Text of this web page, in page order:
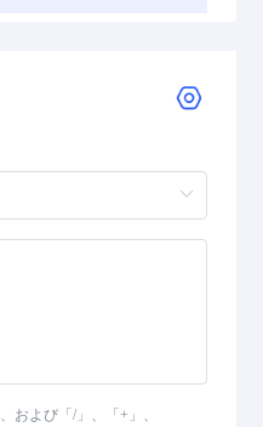
および「/」、「+」、